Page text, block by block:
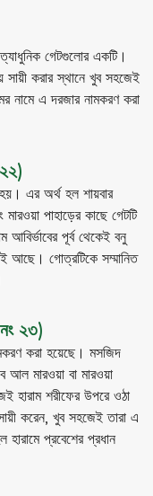
গেটগুলোর একটি।
সায়ী করার স্থানে খুব সহজেই
নামে এ দরজার নামকরণ করা
হয়। এর অর্থ হল শায়বার
পাহাড়ের কাছে গেটটি
আবির্ভাবের পূর্ব থেকেই বনু
আছে। গোত্রটিকে সম্মানিত
২৩)
করা হয়েছে। মসজিদ
আল মারওয়া বা মারওয়া
হারাম শরীফের উপরে ওঠা
করেন, খুব সহজেই তারা এ
প্রবেশের প্রধান